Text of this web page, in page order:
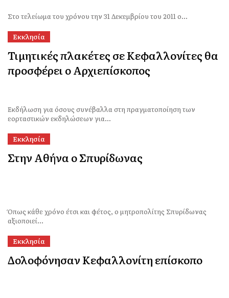
Στο τελείωμα του χρόνου την 31 Δεκεμβρίου του 2011 ο...
Εκκλησία
Τιμητικές πλακέτες σε Κεφαλλονίτες θα
προσφέρει ο Αρχιεπίσκοπος
Εκδήλωση για όσους συνέβαλλα στη πραγματοποίηση των
εορταστικών εκδηλώσεων για...
Εκκλησία
Στην Αθήνα ο Σπυρίδωνας
Όπως κάθε χρόνο έτσι και φέτος, ο μητροπολίτης Σπυρίδωνας
αξιοποιεί...
Εκκλησία
Δολοφόνησαν Κεφαλλονίτη επίσκοπο